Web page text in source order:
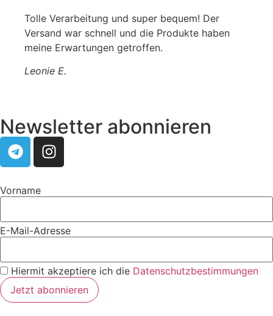
Tolle Verarbeitung und super bequem! Der
Versand war schnell und die Produkte haben
meine Erwartungen getroffen.
Leonie E.
Newsletter abonnieren
Vorname
E-Mail-Adresse
Hiermit akzeptiere ich die Datenschutzbestimmungen